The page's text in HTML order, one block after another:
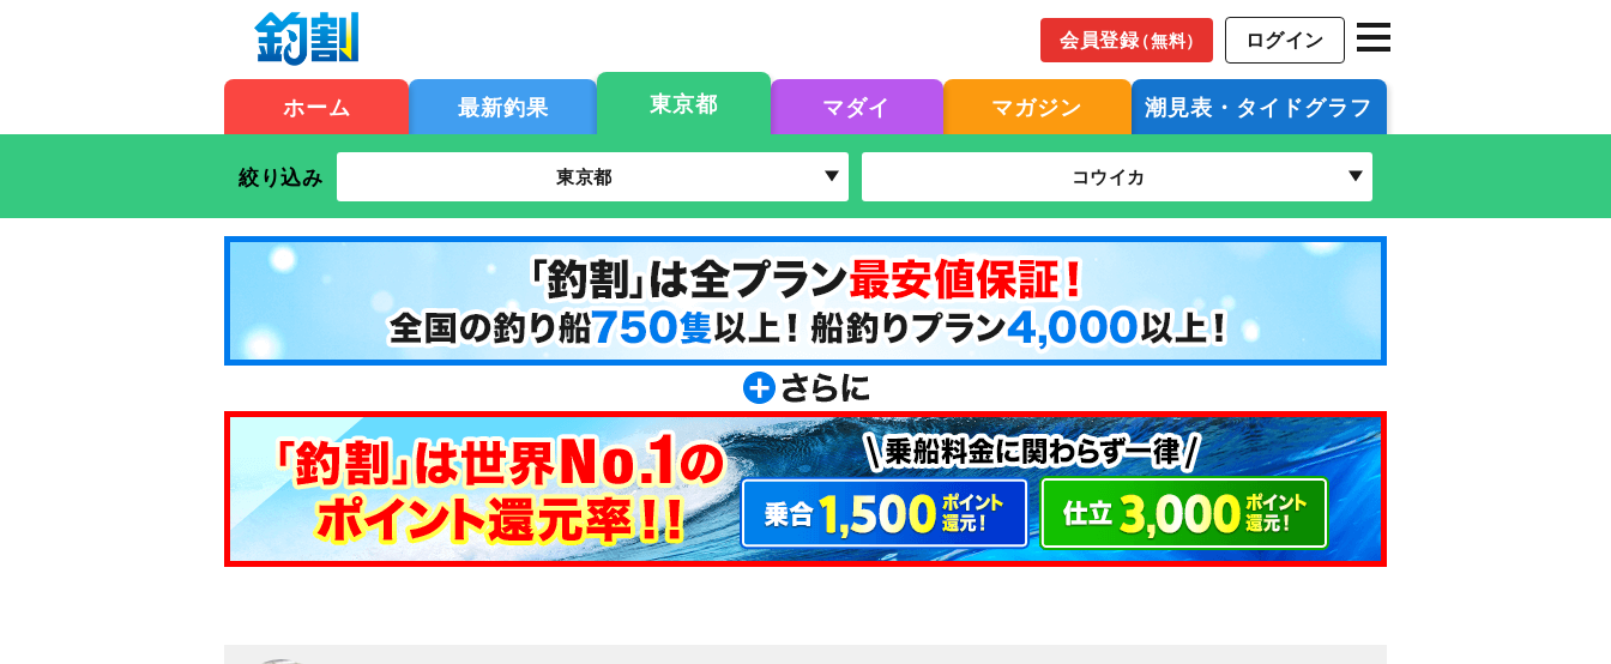
会員登録（無料） ログイン
ホーム 最新釣果 東京都 マダイ マガジン 潮見表・タイドグラフ
絞り込み 東京都 コウイカ